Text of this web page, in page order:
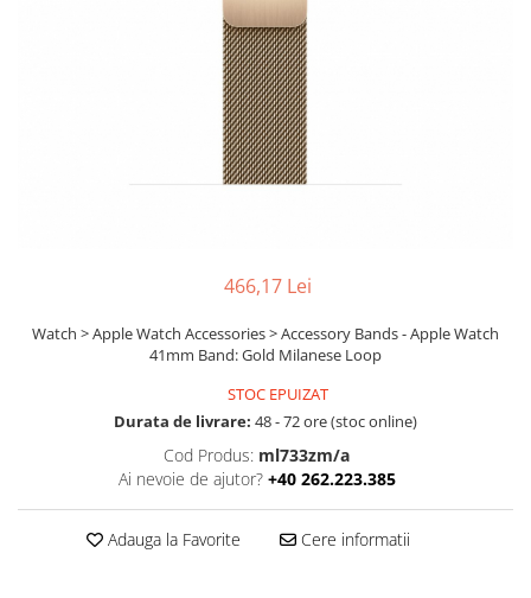
466,17 Lei
Watch > Apple Watch Accessories > Accessory Bands - Apple Watch
41mm Band: Gold Milanese Loop
STOC EPUIZAT
Durata de livrare: 48 - 72 ore (stoc online)
Cod Produs: ml733zm/a
Ai nevoie de ajutor? +40 262.223.385
Adauga la Favorite Cere informatii